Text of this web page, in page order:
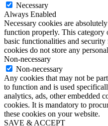
Necessary
Always Enabled
Necessary cookies are
function properly. This category
basic functionalities and
cookies do not store any
Non-necessary
Non-necessary
Any cookies that may not be
to function and is used
analytics, ads, other embedded
cookies. It is mandatory to
these cookies on your website.
SAVE & ACCEPT